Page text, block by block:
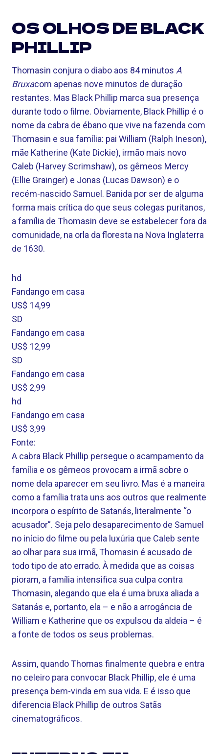
OS OLHOS DE BLACK
PHILLIP
Thomasin conjura o diabo aos 84 minutos A
Bruxacom apenas nove minutos de duração
restantes. Mas Black Phillip marca sua presença
durante todo o filme. Obviamente, Black Phillip é o
nome da cabra de ébano que vive na fazenda com
Thomasin e sua família: pai William (Ralph Ineson),
mãe Katherine (Kate Dickie), irmão mais novo
Caleb (Harvey Scrimshaw), os gêmeos Mercy
(Ellie Grainger) e Jonas (Lucas Dawson) e o
recém-nascido Samuel. Banida por ser de alguma
forma mais crítica do que seus colegas puritanos,
a família de Thomasin deve se estabelecer fora da
comunidade, na orla da floresta na Nova Inglaterra
de 1630.
hd
Fandango em casa
US$ 14,99
SD
Fandango em casa
US$ 12,99
SD
Fandango em casa
US$ 2,99
hd
Fandango em casa
US$ 3,99
Fonte:
A cabra Black Phillip persegue o acampamento da
família e os gêmeos provocam a irmã sobre o
nome dela aparecer em seu livro. Mas é a maneira
como a família trata uns aos outros que realmente
incorpora o espírito de Satanás, literalmente “o
acusador”. Seja pelo desaparecimento de Samuel
no início do filme ou pela luxúria que Caleb sente
ao olhar para sua irmã, Thomasin é acusado de
todo tipo de ato errado. À medida que as coisas
pioram, a família intensifica sua culpa contra
Thomasin, alegando que ela é uma bruxa aliada a
Satanás e, portanto, ela – e não a arrogância de
William e Katherine que os expulsou da aldeia – é
a fonte de todos os seus problemas.
Assim, quando Thomas finalmente quebra e entra
no celeiro para convocar Black Phillip, ele é uma
presença bem-vinda em sua vida. E é isso que
diferencia Black Phillip de outros Satãs
cinematográficos.